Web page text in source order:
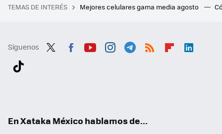
TEMAS DE INTERÉS Mejores celulares gama media agosto
Síguenos
En Xataka México hablamos de...